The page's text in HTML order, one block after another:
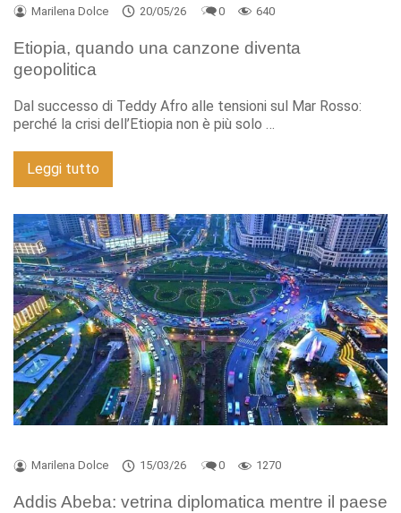
Marilena Dolce 20/05/26 0 640
Etiopia, quando una canzone diventa
geopolitica
Dal successo di Teddy Afro alle tensioni sul Mar Rosso:
perché la crisi dell’Etiopia non è più solo …
Leggi tutto
Marilena Dolce 15/03/26 0 1270
Addis Abeba: vetrina diplomatica mentre il paese